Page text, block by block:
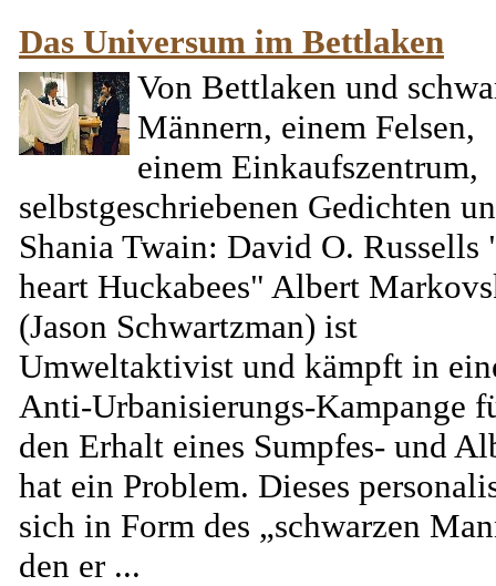
Das Universum im Bettlaken
Von Bettlaken und
Männern, einem Felsen,
einem Einkaufszentrum,
selbstgeschriebenen Gedichten
Shania Twain: David O. Russells
heart Huckabees" Albert
(Jason Schwartzman) ist
Umweltaktivist und kämpft in
Anti-Urbanisierungs-Kampange
den Erhalt eines Sumpfes- und
hat ein Problem. Dieses
sich in Form des „schwarzen
den er ...